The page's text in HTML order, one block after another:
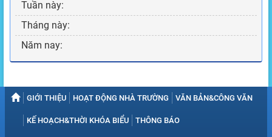
Tuần này:
Tháng này:
Năm nay:
GIỚI THIỆU HOẠT ĐỘNG NHÀ TRƯỜNG VĂN BẢN&CÔNG VĂN
KẾ HOẠCH&THỜI KHÓA BIỂU THÔNG BÁO